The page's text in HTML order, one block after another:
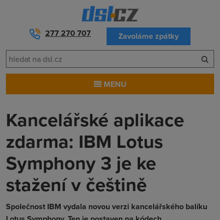
277 270 707 Zavoláme zpátky
MENU
Kancelářské aplikace
zdarma: IBM Lotus
Symphony 3 je ke
stažení v češtině
Společnost IBM vydala novou verzi kancelářského balíku